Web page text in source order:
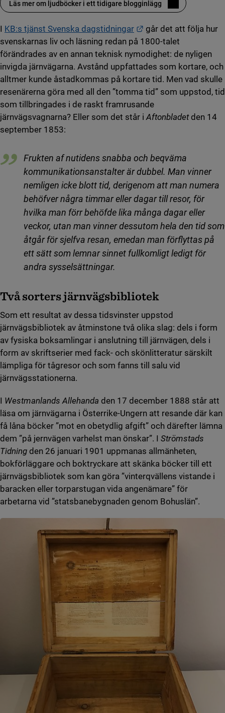
Läs mer om ljudböcker i ett tidigare blogginlägg
I KB:s tjänst Svenska dagstidningar Länk till annan
går det att följa hur
svenskarnas liv och läsning redan på 1800-talet
förändrades av en annan teknisk nymodighet: de nyligen
invigda järnvägarna. Avstånd uppfattades som kortare, och
alltmer kunde åstadkommas på kortare tid. Men vad skulle
resenärerna göra med all den ”tomma tid” som uppstod, tid
som tillbringades i de raskt framrusande
järnvägsvagnarna? Eller som det står iAftonbladetden 14
september 1853:
Frukten af nutidens snabba och beqväma
kommunikationsanstalter är dubbel. Man vinner
nemligen icke blott tid, derigenom att man numera
behöfver några timmar eller dagar till resor, för
hvilka man förr behöfde lika många dagar eller
veckor, utan man vinner dessutom hela den tid som
åtgår för sjelfva resan, emedan man förflyttas på
ett sätt som lemnar sinnet fullkomligt ledigt för
andra sysselsättningar.
Två sorters järnvägsbibliotek
Som ett resultat av dessa tidsvinster uppstod
järnvägsbibliotek av åtminstone två olika slag: dels i form
av fysiska boksamlingar i anslutning till järnvägen, dels i
form av skriftserier med fack- och skönlitteratur särskilt
lämpliga för tågresor och som fanns till salu vid
järnvägsstationerna.
I Westmanlands Allehanda den 17 december 1888 står att
läsa om järnvägarna i Österrike-Ungern att resande där kan
få låna böcker ”mot en obetydlig afgift” och därefter lämna
dem ”på jernvägen varhelst man önskar”. I Strömstads
Tidning den 26 januari 1901 uppmanas allmänheten,
bokförläggare och boktryckare att skänka böcker till ett
järnvägsbibliotek som kan göra ”vinterqvällens vistande i
baracken eller torparstugan vida angenämare” för
arbetarna vid ”statsbanebygnaden genom Bohuslän”.